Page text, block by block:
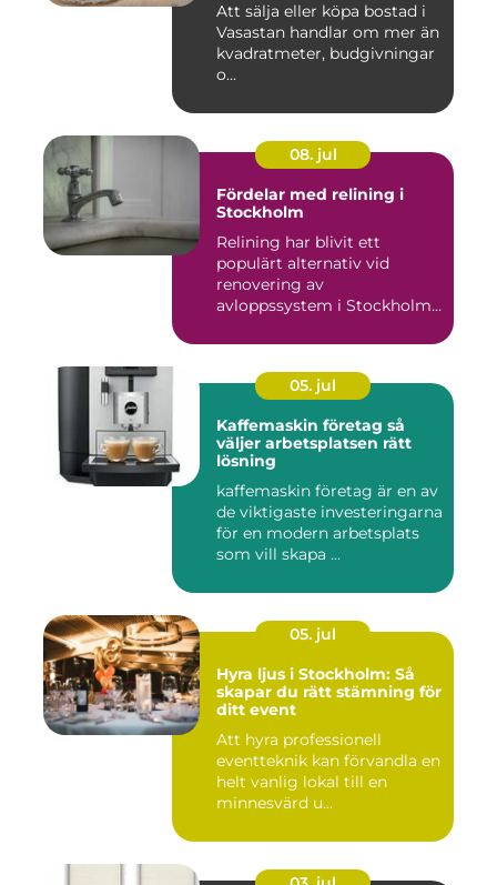
Att sälja eller köpa bostad i
Vasastan handlar om mer än
kvadratmeter, budgivningar
o...
08. jul
Fördelar med relining i
Stockholm
Relining har blivit ett
populärt alternativ vid
renovering av
avloppssystem i Stockholm.
05. jul
Kaffemaskin företag så
väljer arbetsplatsen rätt
lösning
kaffemaskin företag är en av
de viktigaste investeringarna
för en modern arbetsplats
som vill skapa ...
05. jul
Hyra ljus i Stockholm: Så
skapar du rätt stämning för
ditt event
Att hyra professionell
eventteknik kan förvandla en
helt vanlig lokal till en
minnesvärd u...